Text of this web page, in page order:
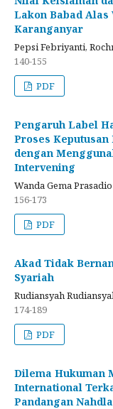
Lakon Babad Alas
Karanganyar
Pepsi Febriyanti,
140-155
PDF
Pengaruh Label
Proses
dengan
Intervening
Wanda Gema
156-173
PDF
Akad Tidak
Syariah
Rudiansyah
174-189
PDF
Dilema Hukuman
International
Pandangan